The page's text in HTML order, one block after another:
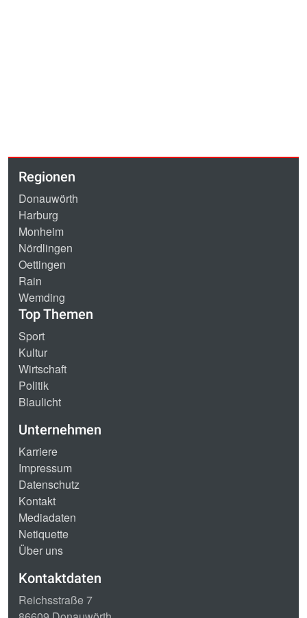
Regionen
Donauwörth
Harburg
Monheim
Nördlingen
Oettingen
Rain
Wemding
Top Themen
Sport
Kultur
Wirtschaft
Politik
Blaulicht
Unternehmen
Karriere
Impressum
Datenschutz
Kontakt
Mediadaten
Netiquette
Über uns
Kontaktdaten
Reichsstraße 7